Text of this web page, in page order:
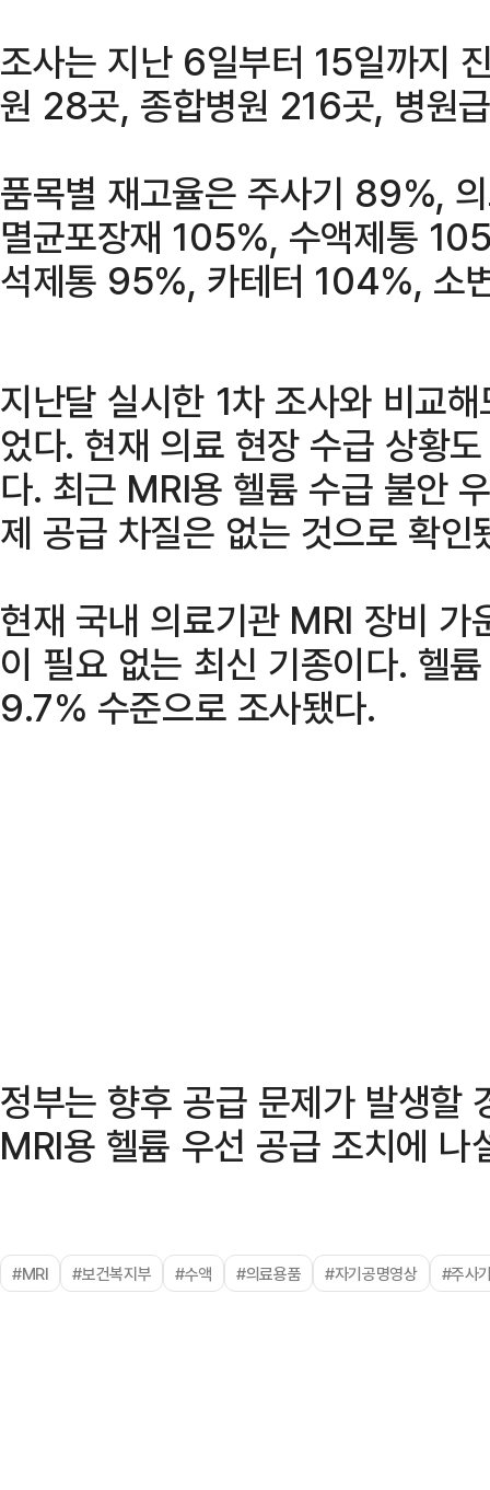
조사는 지난 6일부터 15일까지
원 28곳, 종합병원 216곳, 병원
품목별 재고율은 주사기 89%,
멸균포장재 105%, 수액제통
석제통 95%, 카테터 104%, 소
지난달 실시한 1차 조사와 비교
었다. 현재 의료 현장 수급 상황
다. 최근 MRI용 헬륨 수급 불안
제 공급 차질은 없는 것으로 확인
현재 국내 의료기관 MRI 장비
이 필요 없는 최신 기종이다. 헬
9.7% 수준으로 조사됐다.
정부는 향후 공급 문제가 발생할
MRI용 헬륨 우선 공급 조치에 나
#MRI #보건복지부 #수액 #의료용품 #자기공명영상 #주사